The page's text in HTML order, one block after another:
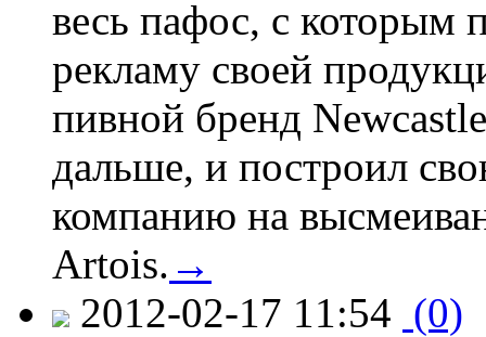
весь пафос, с которым
рекламу своей
пивной бренд
дальше, и построил
компанию на
Artois. →
2012-02-17 11:54 (0)